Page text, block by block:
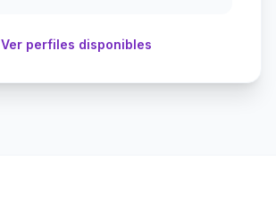
Ver perfiles disponibles